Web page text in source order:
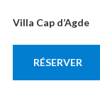
Villa Cap d’Agde
RÉSERVER